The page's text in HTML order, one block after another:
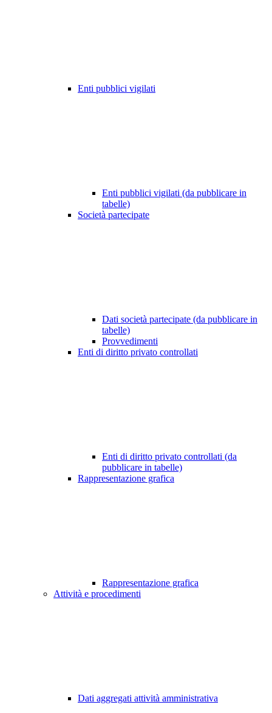
Enti pubblici vigilati
Enti pubblici vigilati (da pubblicare in
tabelle)
Società partecipate
Dati società partecipate (da pubblicare in
tabelle)
Provvedimenti
Enti di diritto privato controllati
Enti di diritto privato controllati (da
pubblicare in tabelle)
Rappresentazione grafica
Rappresentazione grafica
Attività e procedimenti
Dati aggregati attività amministrativa